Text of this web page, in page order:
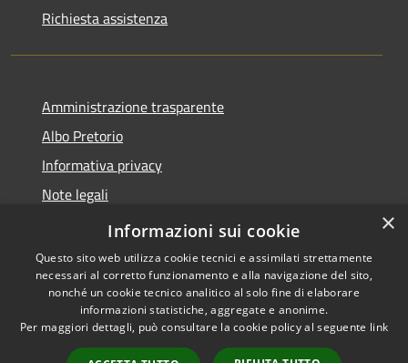
Richiesta assistenza
Amministrazione trasparente
Albo Pretorio
Informativa privacy
Note legali
Dichiarazione di accessibilità
Accessibilità
Copyright © 2026 • Comune di
Mussolente • Powered by
×
Informazioni sui cookie
Questo sito web utilizza cookie tecnici e assimilati strettamente
necessari al corretto funzionamento e alla navigazione del sito,
nonché un cookie tecnico analitico al solo fine di elaborare
informazioni statistiche, aggregate e anonime.
Per maggiori dettagli, può consultare la cookie policy al seguente link